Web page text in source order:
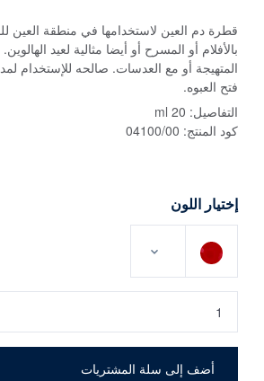
قطرة دم العين لاستخدامها في منطقة العين
بالأفلام أو المسرح أو أيضا مثالية لعيد
المتهيجة أو مع العدسات. صالحه للإستخدام
فتح العبوه.
التفاصيل: 20 ml
كود المنتج: 04100/00
إختيار اللون